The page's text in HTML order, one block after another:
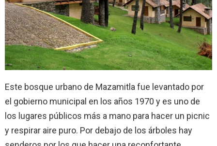
Este bosque urbano de Mazamitla fue levantado por
el gobierno municipal en los años 1970 y es uno de
los lugares públicos más a mano para hacer un picnic
y respirar aire puro. Por debajo de los árboles hay